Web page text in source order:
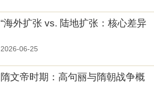
“海外扩张 vs. 陆地扩张：核心差异
2026-06-25
隋文帝时期：高句丽与隋朝战争概